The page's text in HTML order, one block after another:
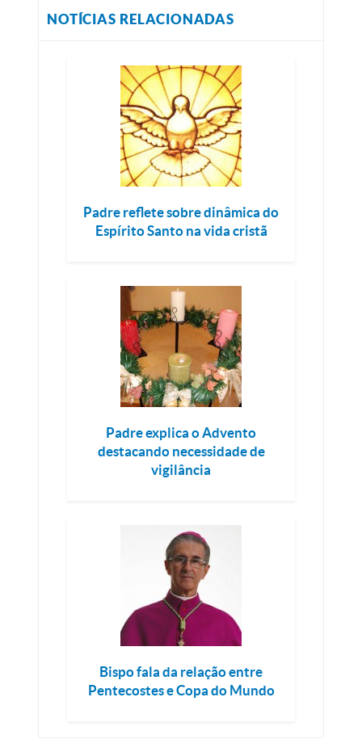
NOTÍCIAS RELACIONADAS
Padre reflete sobre dinâmica do
Espírito Santo na vida cristã
Padre explica o Advento
destacando necessidade de
vigilância
Bispo fala da relação entre
Pentecostes e Copa do Mundo